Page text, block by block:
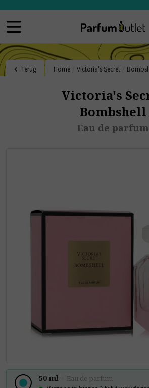
Terug Home Victoria's Secret
Victoria's
Bombshell
Eau de parfum
50 ml Eau de parfum